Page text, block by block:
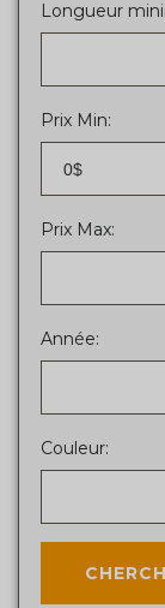
Longueur
Prix Min:
0$
Prix Max:
Année:
Couleur: